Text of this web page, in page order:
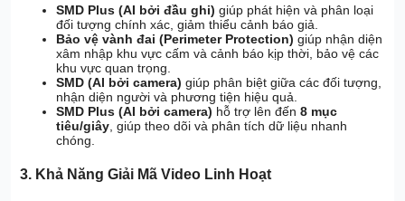
SMD Plus (AI bởi đầu ghi) giúp phát hiện và phân loại
đối tượng chính xác, giảm thiểu cảnh báo giả.
Bảo vệ vành đai (Perimeter Protection) giúp nhận diện
xâm nhập khu vực cấm và cảnh báo kịp thời, bảo vệ các
khu vực quan trọng.
SMD (AI bởi camera) giúp phân biệt giữa các đối tượng,
nhận diện người và phương tiện hiệu quả.
SMD Plus (AI bởi camera) hỗ trợ lên đến8 mục
tiêu/giây , giúp theo dõi và phân tích dữ liệu nhanh
chóng.
3. Khả Năng Giải Mã Video Linh Hoạt